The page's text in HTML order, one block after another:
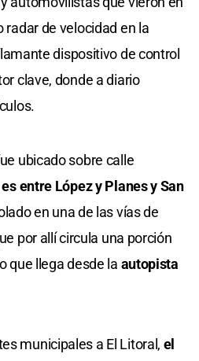
radar de velocidad en la
dispositivo de control
clave, donde a diario
ubicado sobre calle
entre López y Planes y San
en una de las vías de
por allí circula una porción
que llega desde la autopista
municipales a El Litoral, el